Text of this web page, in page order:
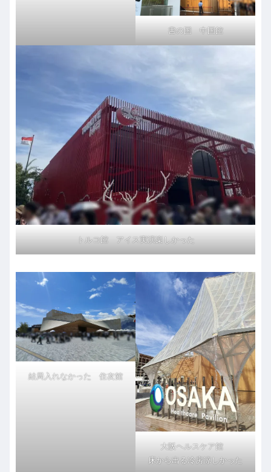
書の国 中国館
トルコ館 アイス実演楽しかった
結局入れなかった 住友館
大阪ヘルスケア館
床から出る冷房涼しかった